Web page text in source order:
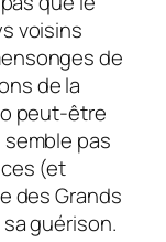
voisins
de
de la
peut-être
pas
(et
des Grands
guérison.